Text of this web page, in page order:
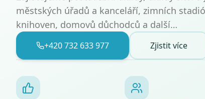
městských úřadů a kanceláří, zimních
knihoven, domovů důchodců a další…
+420 732 633 977 Zjistit více